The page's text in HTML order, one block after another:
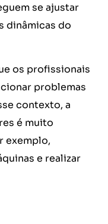
se ajustar
dinâmicas do
os profissionais
problemas
contexto, a
é muito
exemplo,
e realizar